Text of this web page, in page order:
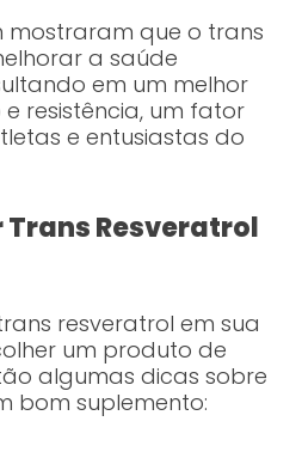
mostraram que o trans
a saúde
em um melhor
resistência, um fator
e entusiastas do
Resveratrol
resveratrol em sua
um produto de
algumas dicas sobre
bom suplemento: